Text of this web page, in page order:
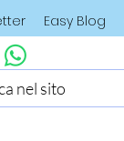
Easy Blog
nel sito